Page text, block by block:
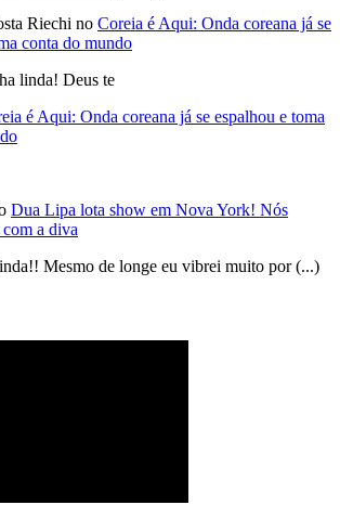
Riechi no Coreia é Aqui: Onda coreana já se
conta do mundo
linda! Deus te
é Aqui: Onda coreana já se espalhou e toma
Dua Lipa lota show em Nova York! Nós
a diva
Mesmo de longe eu vibrei muito por (...)